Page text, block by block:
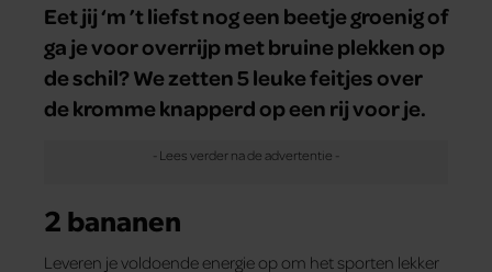
Eet jij ‘m ’t liefst nog een beetje groenig of
ga je voor overrijp met bruine plekken op
de schil? We zetten 5 leuke feitjes over
de kromme knapperd op een rij voor je.
2 bananen
Leveren je voldoende energie op om het sporten lekker